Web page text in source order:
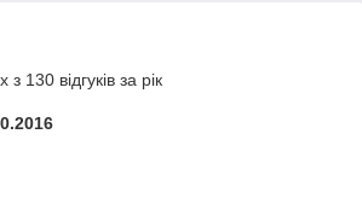
130 відгуків за рік